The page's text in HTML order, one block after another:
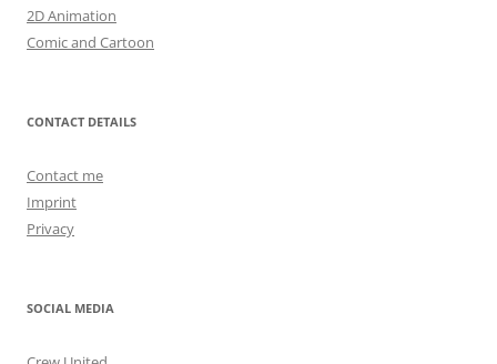
2D Animation
Comic and Cartoon
CONTACT DETAILS
Contact me
Imprint
Privacy
SOCIAL MEDIA